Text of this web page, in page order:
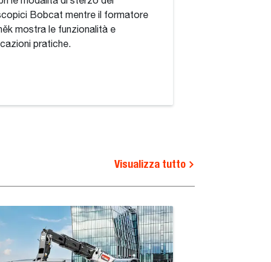
Bobcat mentre il formatore
mostra le funzionalità e
pratiche.
Visualizza tutto